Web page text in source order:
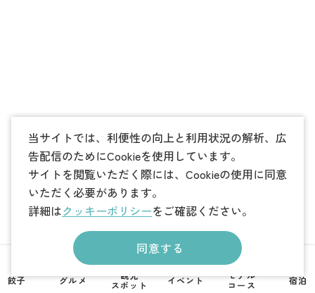
当サイトでは、利便性の向上と利用状況の解析、広
告配信のためにCookieを使用しています。
サイトを閲覧いただく際には、Cookieの使用に同意
いただく必要があります。
詳細はクッキーポリシーをご確認ください。
同意する